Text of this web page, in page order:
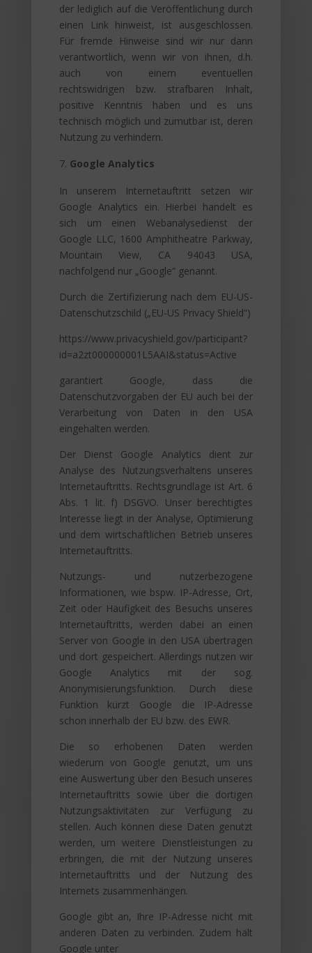
der lediglich auf die Veröffentlichung durch
einen Link hinweist, ist ausgeschlossen.
Für fremde Hinweise sind wir nur dann
verantwortlich, wenn wir von ihnen, d.h.
auch von einem eventuellen
rechtswidrigen bzw. strafbaren Inhalt,
positive Kenntnis haben und es uns
technisch möglich und zumutbar ist, deren
Nutzung zu verhindern.
Google Analytics
In unserem Internetauftritt setzen wir
Google Analytics ein. Hierbei handelt es
sich um einen Webanalysedienst der
Google LLC, 1600 Amphitheatre Parkway,
Mountain View, CA 94043 USA,
nachfolgend nur „Google“ genannt.
Durch die Zertifizierung nach dem EU-US-
Datenschutzschild („EU-US Privacy Shield“)
https://www.privacyshield.gov/participant?
id=a2zt000000001L5AAI&status=Active
garantiert Google, dass die
Datenschutzvorgaben der EU auch bei der
Verarbeitung von Daten in den USA
eingehalten werden.
Der Dienst Google Analytics dient zur
Analyse des Nutzungsverhaltens unseres
Internetauftritts. Rechtsgrundlage ist Art. 6
Abs. 1 lit. f) DSGVO. Unser berechtigtes
Interesse liegt in der Analyse, Optimierung
und dem wirtschaftlichen Betrieb unseres
Internetauftritts.
Nutzungs- und nutzerbezogene
Informationen, wie bspw. IP-Adresse, Ort,
Zeit oder Häufigkeit des Besuchs unseres
Internetauftritts, werden dabei an einen
Server von Google in den USA übertragen
und dort gespeichert. Allerdings nutzen wir
Google Analytics mit der sog.
Anonymisierungsfunktion. Durch diese
Funktion kürzt Google die IP-Adresse
schon innerhalb der EU bzw. des EWR.
Die so erhobenen Daten werden
wiederum von Google genutzt, um uns
eine Auswertung über den Besuch unseres
Internetauftritts sowie über die dortigen
Nutzungsaktivitäten zur Verfügung zu
stellen. Auch können diese Daten genutzt
werden, um weitere Dienstleistungen zu
erbringen, die mit der Nutzung unseres
Internetauftritts und der Nutzung des
Internets zusammenhängen.
Google gibt an, Ihre IP-Adresse nicht mit
anderen Daten zu verbinden. Zudem hält
Google unter